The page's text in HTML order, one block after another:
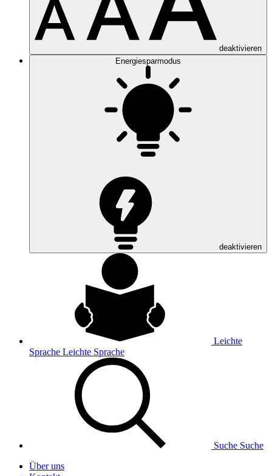
deaktivieren
Energiesparmodus
deaktivieren
Leichte
Sprache Leichte Sprache
Suche Suche
Über uns